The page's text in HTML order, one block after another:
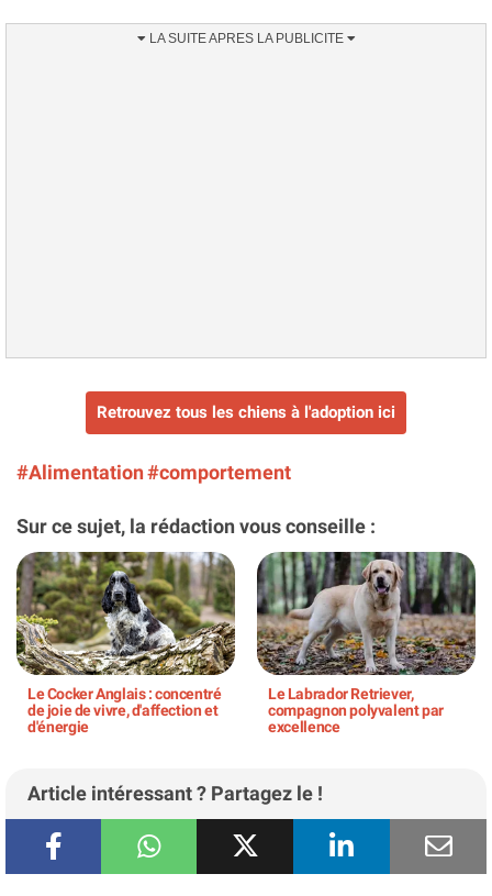
Retrouvez tous les chiens à l'adoption ici
#Alimentation#comportement
Sur ce sujet, la rédaction vous conseille :
Le Cocker Anglais : concentré
de joie de vivre, d'affection et
d'énergie
Le Labrador Retriever,
compagnon polyvalent par
excellence
Article intéressant ? Partagez le !